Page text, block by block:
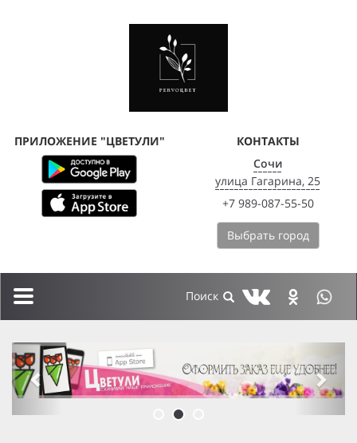
ПРИЛОЖЕНИЕ "ЦВЕТУЛИ"
КОНТАКТЫ
Сочи
улица Гагарина, 25
+7 989-087-55-50
Выбрать город
Toggle
previous